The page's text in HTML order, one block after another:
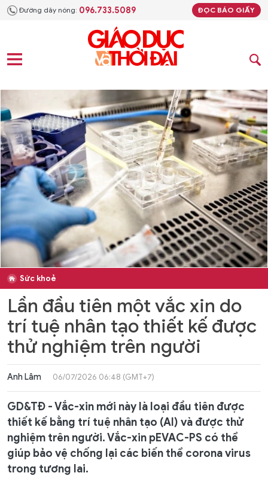
Đường dây nóng: 096.733.5089 ĐỌC BÁO GIẤY
Sức khoẻ
Lần đầu tiên một vắc xin do
trí tuệ nhân tạo thiết kế được
thử nghiệm trên người
Anh Lâm 06/07/2026 06:48 (GMT+7)
GD&TĐ - Vắc-xin mới này là loại đầu tiên được
thiết kế bằng trí tuệ nhân tạo (AI) và được thử
nghiệm trên người. Vắc-xin pEVAC-PS có thể
giúp bảo vệ chống lại các biến thể corona virus
trong tương lai.